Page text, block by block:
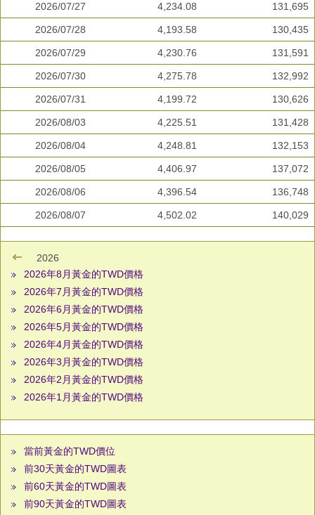
2026/07/27 4,234.08 131,695
2026/07/28 4,193.58 130,435
2026/07/29 4,230.76 131,591
2026/07/30 4,275.78 132,992
2026/07/31 4,199.72 130,626
2026/08/03 4,225.51 131,428
2026/08/04 4,248.81 132,153
2026/08/05 4,406.97 137,072
2026/08/06 4,396.54 136,748
2026/08/07 4,502.02 140,029
2026
2026年8月黃金的TWD價格
2026年7月黃金的TWD價格
2026年6月黃金的TWD價格
2026年5月黃金的TWD價格
2026年4月黃金的TWD價格
2026年3月黃金的TWD價格
2026年2月黃金的TWD價格
2026年1月黃金的TWD價格
當前黃金的TWD價位
前30天黃金的TWD圖表
前60天黃金的TWD圖表
前90天黃金的TWD圖表